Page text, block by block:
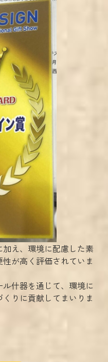
え、環境に配慮した素
が高く評価されていま
什器を通じて、環境に
りに貢献してまいりま